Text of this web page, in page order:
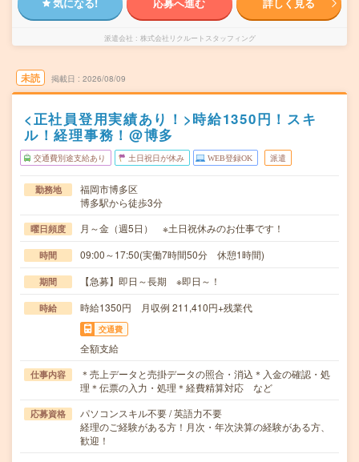
派遣会社 株式会社リクルートスタッフィング
未読 掲載日 2026/08/09
<正社員登用実績あり！>時給1350円！スキ
ル！経理事務！@博多
交通費別途支給あり 土日祝日が休み WEB登録OK 派遣
勤務地
福岡市博多区
博多駅から徒歩3分
曜日頻度 月～金（週5日） ※土日祝休みのお仕事です！
時間 09:00～17:50(実働7時間50分 休憩1時間)
期間 【急募】即日～長期 ※即日～！
時給 時給1350円 月収例 211,410円+残業代
交通費
全額支給
仕事内容
＊売上データと売掛データの照合・消込＊入金の確認・処
理＊伝票の入力・処理＊経費精算対応 など
応募資格
パソコンスキル不要 / 英語力不要
経理のご経験がある方！月次・年次決算の経験がある方、
歓迎！